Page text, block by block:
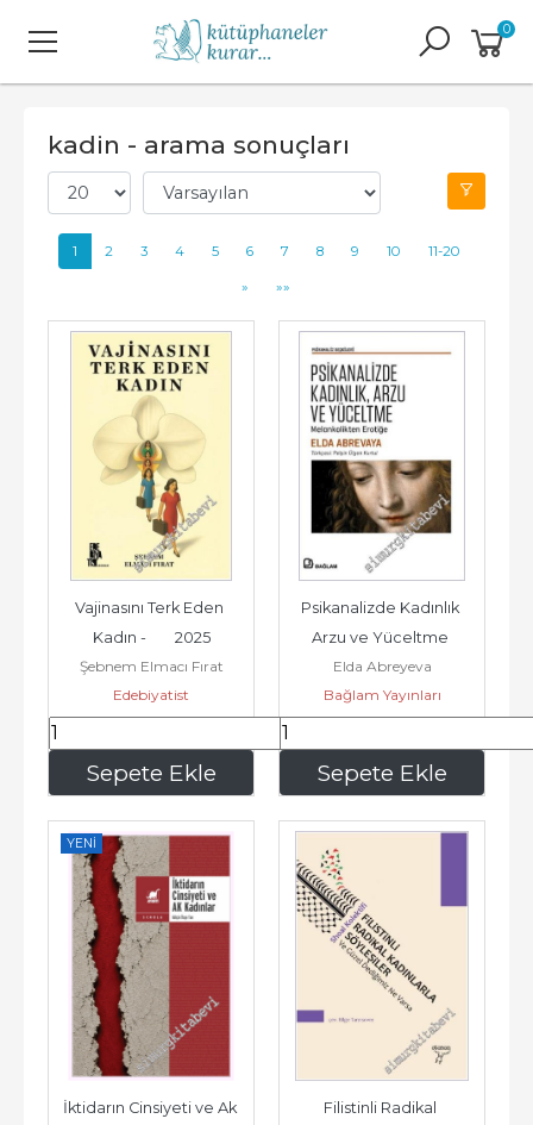
0
kadin - arama sonuçları
1 2 3 4 5 6 7 8 9 10 11-20
» »»
Sepete Ekle
Vajinasını Terk Eden
Kadın -        2025
Şebnem Elmacı Fırat
Edebiyatist
196,00 Sepete Ekle
Psikanalizde Kadınlık
Arzu ve Yüceltme
Melankolikten Erotiğe -
2025
Elda Abreyeva
Bağlam Yayınları
206,25
YENI
İktidarın Cinsiyeti ve Ak
Filistinli Radikal